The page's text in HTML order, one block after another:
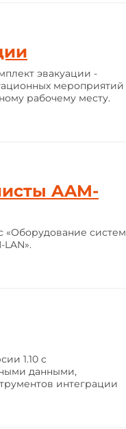
эвакуации -
мероприятий
рабочему месту.
AAM-
«Оборудование систем
1.10 с
данными,
интеграции